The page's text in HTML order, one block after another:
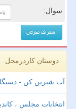
سوال:
دوستان کاردرمحل
آب شیرین کن -
انتخابات مجلس ،